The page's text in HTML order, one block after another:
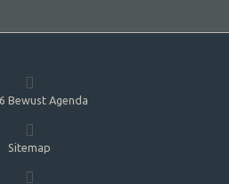
Bewust Agenda
Sitemap